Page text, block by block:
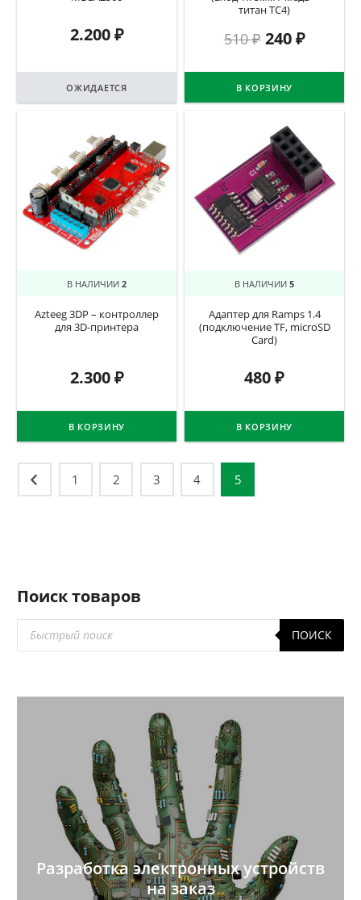
2.200₽
ОЖИДАЕТСЯ
титан TC4)
510₽ 240₽
В КОРЗИНУ
В НАЛИЧИИ 2
Azteeg 3DP – контроллер
для 3D-принтера
2.300₽
В КОРЗИНУ
В НАЛИЧИИ 5
Адаптер для Ramps 1.4
(подключение TF, microSD
Card)
480₽
В КОРЗИНУ
Навигация
по
1 2 3 4 5
Поиск товаров
товаров
ПОИСК
Разработка электронных устройств
на заказ